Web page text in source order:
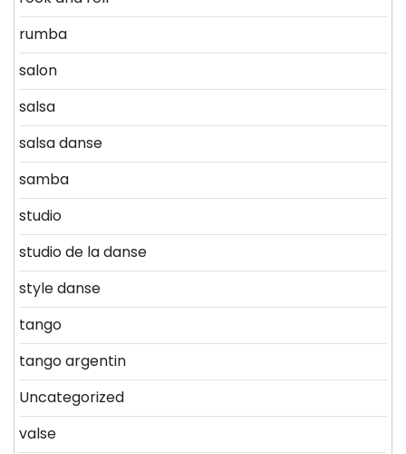
rumba
salon
salsa
salsa danse
samba
studio
studio de la danse
style danse
tango
tango argentin
Uncategorized
valse